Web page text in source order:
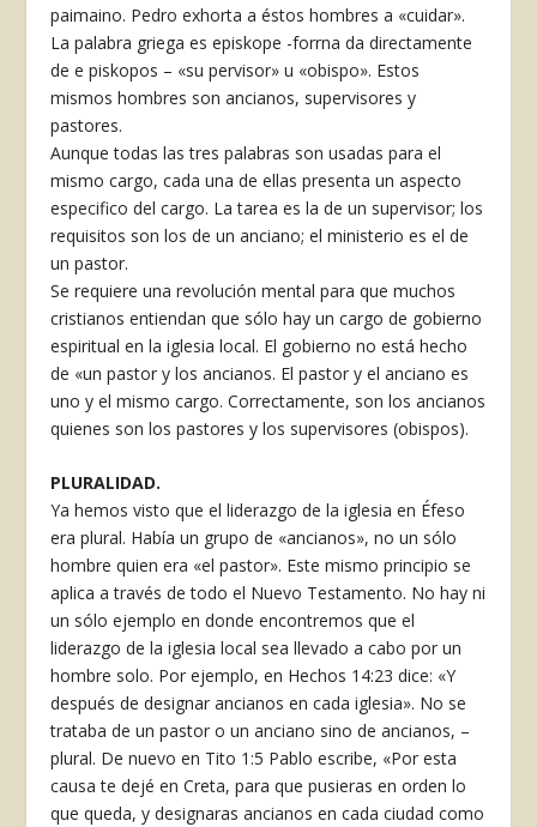
paimaino. Pedro exhorta a éstos hombres a «cuidar».
La palabra griega es episkope -forrna­ da directamente
de e piskopos – «su­ pervisor» u «obispo». Estos
mismos hombres son ancianos, supervisores y
pastores.
Aunque todas las tres palabras son usadas para el
mismo cargo, cada una de ellas presenta un aspecto
especifico del cargo. La tarea es la de un supervisor; los
requisitos son los de un anciano; el ministerio es el de
un pastor.
Se requiere una revolución mental para que muchos
cristianos entiendan que sólo hay un cargo de gobierno
espiritual en la iglesia local. El gobierno no está hecho
de «un pastor y los ancianos. El pastor y el anciano es
uno y el mismo cargo. Correctamente, son los ancianos
quienes son los pastores y los supervisores (obispos).
PLURALIDAD.
Ya hemos visto que el liderazgo de la iglesia en Éfeso
era plural. Había un grupo de «ancianos», no un sólo
hombre quien era «el pastor». Este mismo principio se
aplica a través de todo el Nuevo Testamento. No hay ni
un sólo ejemplo en donde encontremos que el
liderazgo de la iglesia local sea llevado a cabo por un
hombre solo. Por ejemplo, en Hechos 14:23 dice: «Y
después de designar ancianos en cada iglesia». No se
trataba de un pastor o un anciano sino de ancianos, –
plural. De nuevo en Tito 1:5 Pablo escribe, «Por esta
causa te dejé en Creta, para que pusieras en orden lo
que queda, y designaras ancianos en cada ciudad como